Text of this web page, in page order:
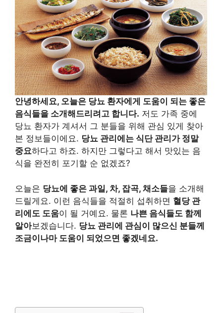
안녕하세요, 오늘은 당뇨 환자에게 도움이 되는 좋은
음식들을 소개해드리려고 합니다. 저도 가족 중에
당뇨 환자가 계셔서 그 분들을 위해 관심 있게 찾아
본 정보들이에요. 당뇨 관리에는 식단 관리가 정말
중요하다고 하죠. 하지만 그렇다고 해서 맛있는 음
식을 완전히 포기할 순 없겠죠?
오늘은 당뇨에 좋은 과일, 차, 잡곡, 채소들을 소개해
드릴게요. 이런 음식들을 적절히 섭취하면 혈당 관
리에도 도움이 될 거예요. 물론 나쁜 음식들도 함께
알아보겠습니다. 당뇨 관리에 관심이 많으신 분들께
조금이나마 도움이 되었으면 좋겠네요.